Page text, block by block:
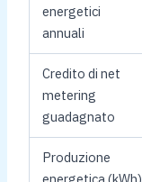
energetici
annuali
Credito di net
metering
guadagnato
Produzione